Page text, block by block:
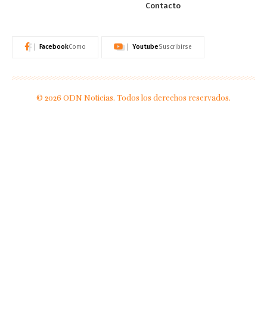
Contacto
FacebookComo YoutubeSuscribirse
© 2026 ODN Noticias. Todos los derechos reservados.